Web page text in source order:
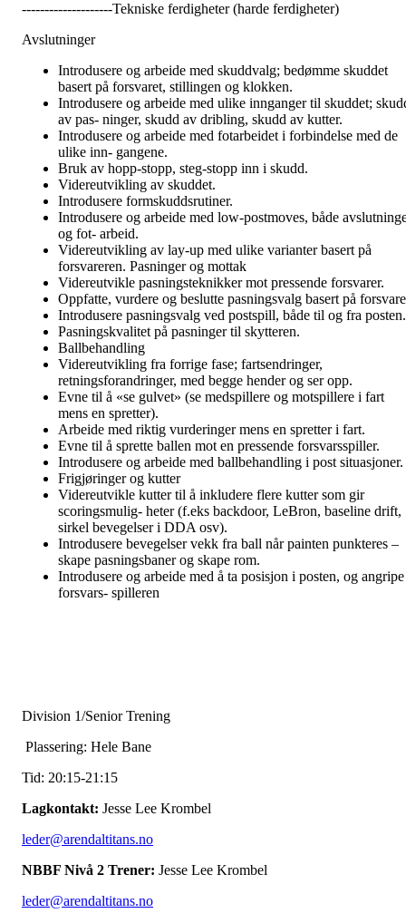
--------------------Tekniske ferdigheter (harde ferdigheter)
Avslutninger
Introdusere og arbeide med skuddvalg; bedømme skuddet
basert på forsvaret, stillingen og klokken.
Introdusere og arbeide med ulike innganger til skuddet;
av pas- ninger, skudd av dribling, skudd av kutter.
Introdusere og arbeide med fotarbeidet i forbindelse med de
ulike inn- gangene.
Bruk av hopp-stopp, steg-stopp inn i skudd.
Videreutvikling av skuddet.
Introdusere formskuddsrutiner.
Introdusere og arbeide med low-postmoves, både
og fot- arbeid.
Videreutvikling av lay-up med ulike varianter basert på
forsvareren. Pasninger og mottak
Videreutvikle pasningsteknikker mot pressende forsvarer.
Oppfatte, vurdere og beslutte pasningsvalg basert på
Introdusere pasningsvalg ved postspill, både til og fra posten.
Pasningskvalitet på pasninger til skytteren.
Ballbehandling
Videreutvikling fra forrige fase; fartsendringer,
retningsforandringer, med begge hender og ser opp.
Evne til å «se gulvet» (se medspillere og motspillere i fart
mens en spretter).
Arbeide med riktig vurderinger mens en spretter i fart.
Evne til å sprette ballen mot en pressende forsvarsspiller.
Introdusere og arbeide med ballbehandling i post situasjoner.
Frigjøringer og kutter
Videreutvikle kutter til å inkludere flere kutter som gir
scoringsmulig- heter (f.eks backdoor, LeBron, baseline drift,
sirkel bevegelser i DDA osv).
Introdusere bevegelser vekk fra ball når painten punkteres –
skape pasningsbaner og skape rom.
Introdusere og arbeide med å ta posisjon i posten, og angripe
forsvars- spilleren
Division 1/Senior Trening
Plassering: Hele Bane
Tid: 20:15-21:15
Lagkontakt: Jesse Lee Krombel
leder@arendaltitans.no
NBBF Nivå 2 Trener: Jesse Lee Krombel
leder@arendaltitans.no